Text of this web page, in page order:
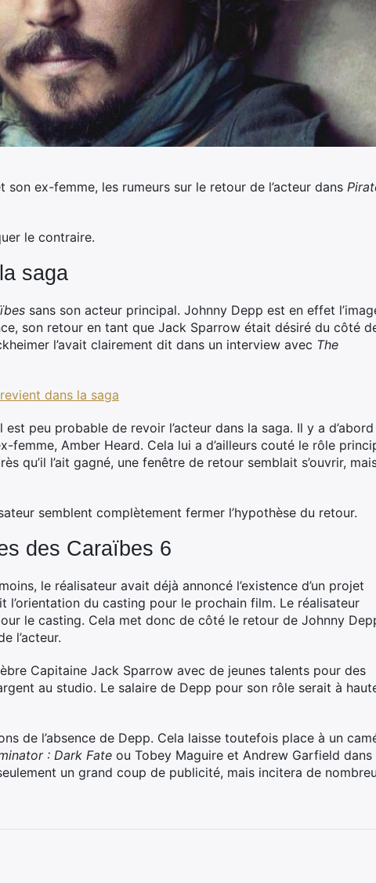
ex-femme, les rumeurs sur le retour de l’acteur dans
le contraire.
saga
sans son acteur principal. Johnny Depp est en effet
son retour en tant que Jack Sparrow était désiré du côté
l’avait clairement dit dans un interview avec The
dans la saga
peu probable de revoir l’acteur dans la saga. Il y a d’abord
Amber Heard. Cela lui a d’ailleurs couté le rôle
qu’il l’ait gagné, une fenêtre de retour semblait s’ouvrir,
semblent complètement fermer l’hypothèse du retour.
des Caraïbes 6
le réalisateur avait déjà annoncé l’existence d’un projet
l’orientation du casting pour le prochain film. Le réalisateur
le casting. Cela met donc de côté le retour de Johnny
l’acteur.
Capitaine Jack Sparrow avec de jeunes talents pour des
au studio. Le salaire de Depp pour son rôle serait à
de l’absence de Depp. Cela laisse toutefois place à un
: Dark Fate ou Tobey Maguire et Andrew Garfield dans
un grand coup de publicité, mais incitera de